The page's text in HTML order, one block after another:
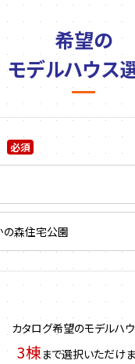
希望の
モデルハウス
必須
カタログ希望のモデルハ
3棟まで選択いただけま